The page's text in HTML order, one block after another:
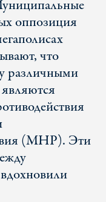
оппозиция
что
различными
(MHP). Эти